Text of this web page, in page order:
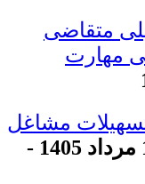
متقاضی
مهارت
تسهیلات مشاغل
17 مرداد 1405 -